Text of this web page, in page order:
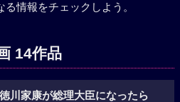
情報をチェックしよう。
14作品
川家康が総理大臣になったら